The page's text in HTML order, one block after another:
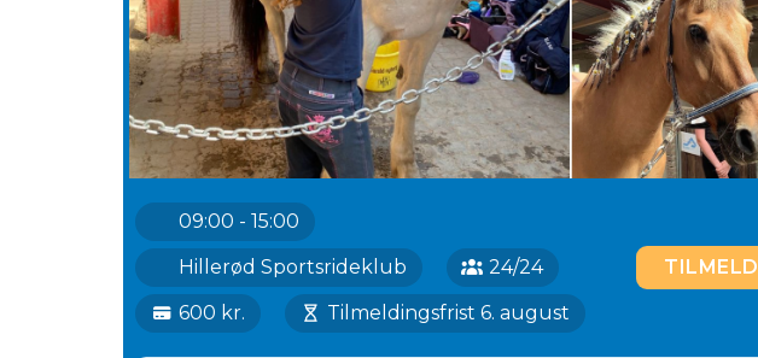
09:00 - 15:00
Hillerød Sportsrideklub
24/24
600 kr.
Tilmeldingsfrist 6. august
TILMELD